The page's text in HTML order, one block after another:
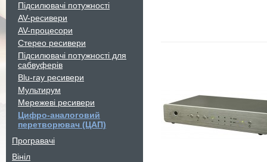
Підсилювачі потужності
AV-ресивери
AV-процесори
Стерео ресивери
Підсилювачі потужності для
сабвуферів
Blu-ray ресивери
Мультирум
Мережеві ресивери
Цифро-аналоговий
перетворювач (ЦАП)
Програвачі
Вініл